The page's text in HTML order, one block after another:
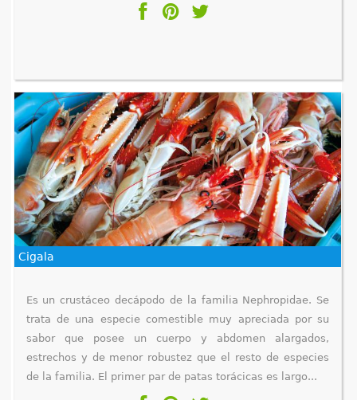
Cigala
Es un crustáceo decápodo de la familia Nephropidae. Se
trata de una especie comestible muy apreciada por su
sabor que posee un cuerpo y abdomen alargados,
estrechos y de menor robustez que el resto de especies
de la familia. El primer par de patas torácicas es largo...